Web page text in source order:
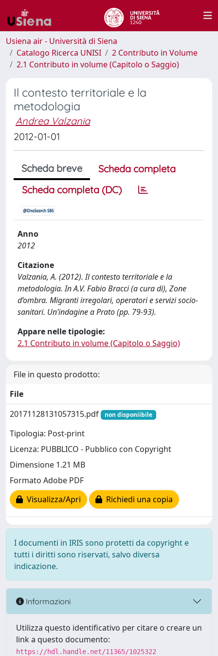
Usiena air - Università di Siena
Catalogo Ricerca UNISI
2 Contributo in Volume
2.1 Contributo in volume (Capitolo o Saggio)
Il contesto territoriale e la
metodologia
Andrea Valzania
2012-01-01
Scheda breve
Scheda completa
Scheda completa (DC)
Anno
2012
Citazione
Valzania, A. (2012). Il contesto territoriale e la
metodologia. In A.V. Fabio Bracci (a cura di), Zone
d’ombra. Migranti irregolari, operatori e servizi socio-
sanitari. Un’indagine a Prato (pp. 79-93).
Appare nelle tipologie:
2.1 Contributo in volume (Capitolo o Saggio)
File in questo prodotto:
File
20171128131057315.pdf
non disponiibile
Tipologia: Post-print
Licenza: PUBBLICO - Pubblico con Copyright
Dimensione 1.21 MB
Formato Adobe PDF
Visualizza/Apri
Richiedi una copia
I documenti in IRIS sono protetti da copyright e
tutti i diritti sono riservati, salvo diversa
indicazione.
Informazioni
Utilizza questo identificativo per citare o creare un
link a questo documento:
https://hdl.handle.net/11365/1025322